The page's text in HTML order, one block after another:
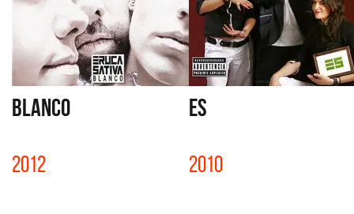
BLANCO
2012
ES
2010